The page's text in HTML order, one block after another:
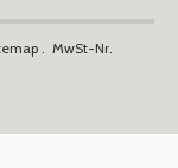
.
MwSt-Nr.